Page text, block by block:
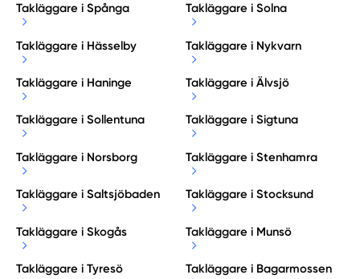
Takläggare i Spånga Takläggare i Solna
Takläggare i Hässelby Takläggare i Nykvarn
Takläggare i Haninge Takläggare i Älvsjö
Takläggare i Sollentuna Takläggare i Sigtuna
Takläggare i Norsborg Takläggare i Stenhamra
Takläggare i Saltsjöbaden Takläggare i Stocksund
Takläggare i Skogås Takläggare i Munsö
Takläggare i Tyresö Takläggare i Bagarmossen